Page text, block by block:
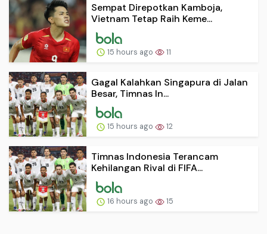
Sempat Direpotkan Kamboja,
Vietnam Tetap Raih Keme...
15 hours ago 11
Gagal Kalahkan Singapura di Jalan
Besar, Timnas In...
15 hours ago 12
Timnas Indonesia Terancam
Kehilangan Rival di FIFA...
16 hours ago 15